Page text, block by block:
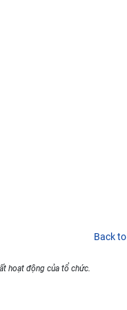
Back
hoạt động của tổ chức.